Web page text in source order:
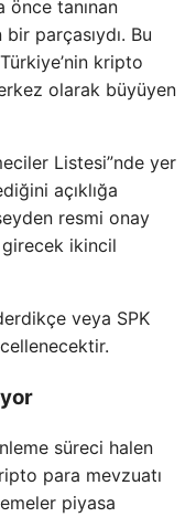
önce tanınan
parçasıydı. Bu
kripto
olarak büyüyen
Listesi”nde yer
açıklığa
resmi onay
ikincil
veya SPK
süreci halen
para mevzuatı
piyasa